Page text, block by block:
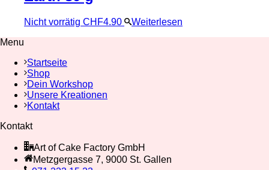
Nicht vorrätig CHF4.90
Weiterlesen
Menu
Startseite
Shop
Dein Workshop
Unsere Kreationen
Kontakt
Kontakt
Art of Cake Factory GmbH
Metzgergasse 7, 9000 St. Gallen